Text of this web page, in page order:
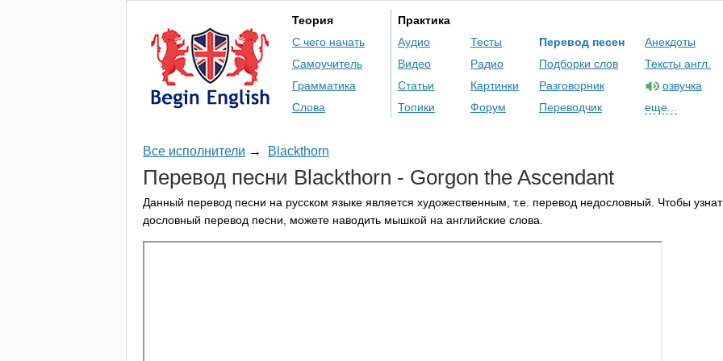
Теория
С чего начать
Самоучитель
Грамматика
Слова
Практика
Аудио
Видео
Статьи
Топики
Тесты
Радио
Картинки
Форум
Перевод песен
Подборки слов
Разговорник
Переводчик
Анекдоты
Тексты англ.
озвучка
еще...
Все исполнители → Blackthorn
Перевод песни Blackthorn - Gorgon the Ascendant
Данный перевод песни на русском языке является художественным, т.е. перевод недословный. Чтобы
дословный перевод песни, можете наводить мышкой на английские слова.